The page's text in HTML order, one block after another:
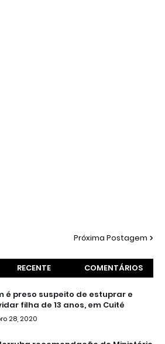
Próxima Postagem
RECENTE COMENTÁRIOS
é preso suspeito de estuprar e
filha de 13 anos, em Cuité
28, 2020